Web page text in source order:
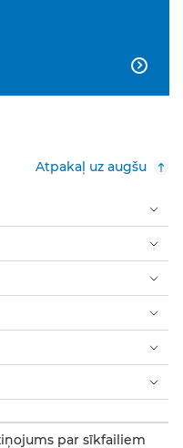

Atpakaļ uz augšu
par sīkfailiem